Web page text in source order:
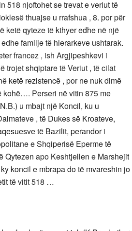
518 njoftohet se trevat e veriut të
thuajse u rrafshua , 8. por për
ketë qyteze të kthyer edhe në një
familje të hierarkeve ushtarak.
francez , ish Argjipeshkevi i
trojet shqiptare të Veriut , të cilat
ketë rezistencë , por ne nuk dimë
kohë…. Perseri në vitin 875 me
u mbajt një Koncil, ku u
, të Dukes së Kroateve,
të Bazilit, perandor i
e Shqiperisë Eperme të
apo Keshtjellen e Marshejit
koncil e mbrapa do të mvareshin jo
të vitit 518 …